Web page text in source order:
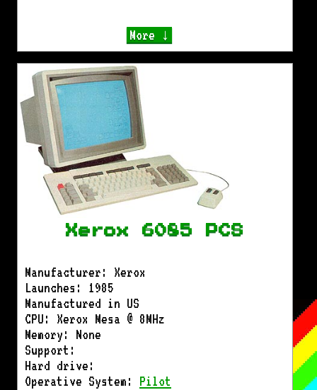
More ↓
Xerox 6085 PCS
Manufacturer: Xerox
Launches: 1985
Manufactured in US
CPU: Xerox Mesa @ 8MHz
Memory: None
Support:
Hard drive:
Operative System: Pilot